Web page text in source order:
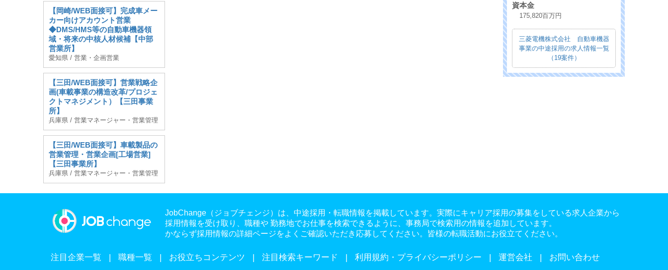
【岡崎/WEB面接可】完成車メー
カー向けアカウント営業
◆DMS/HMS等の自動車機器領
域・将来の中核人材候補【中部
営業所】
愛知県 / 営業・企画営業
【三田/WEB面接可】営業戦略企
画(車載事業の構造改革/プロジェ
クトマネジメント）【三田事業
所】
兵庫県 / 営業マネージャー・営業管理
【三田/WEB面接可】車載製品の
営業管理・営業企画[工場営業]
【三田事業所】
兵庫県 / 営業マネージャー・営業管理
資本金
175,820百万円
三菱電機株式会社 自動車機器
事業の中途採用の求人情報一覧
（19案件）
JobChange（ジョブチェンジ）は、中途採用・転職情報を掲載しています。実際にキャリア採用の募集をしている求人企業から
採用情報を受け取り、職種や 勤務地でお仕事を検索できるように、事務局で検索用の情報を追加しています。
かならず採用情報の詳細ページをよくご確認いただき応募してください。皆様の転職活動にお役立てください。
注目企業一覧 職種一覧 お役立ちコンテンツ 注目検索キーワード 利用規約・プライバシーポリシー 運営会社 お問い合わせ